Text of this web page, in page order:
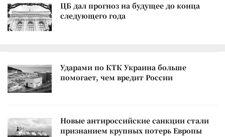
ЦБ дал прогноз на будущее до конца
следующего года
Ударами по КТК Украина больше
помогает, чем вредит России
Новые антироссийские санкции стали
признанием крупных потерь Европы